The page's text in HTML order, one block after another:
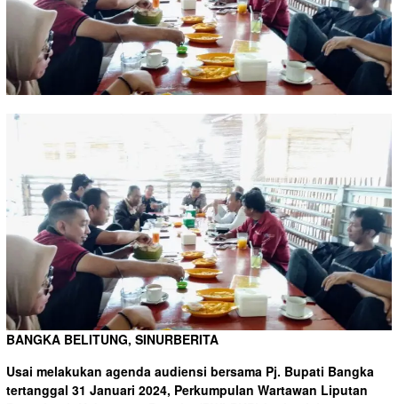
BANGKA BELITUNG, SINURBERITA
Usai melakukan agenda audiensi bersama Pj. Bupati Bangka
tertanggal 31 Januari 2024, Perkumpulan Wartawan Liputan